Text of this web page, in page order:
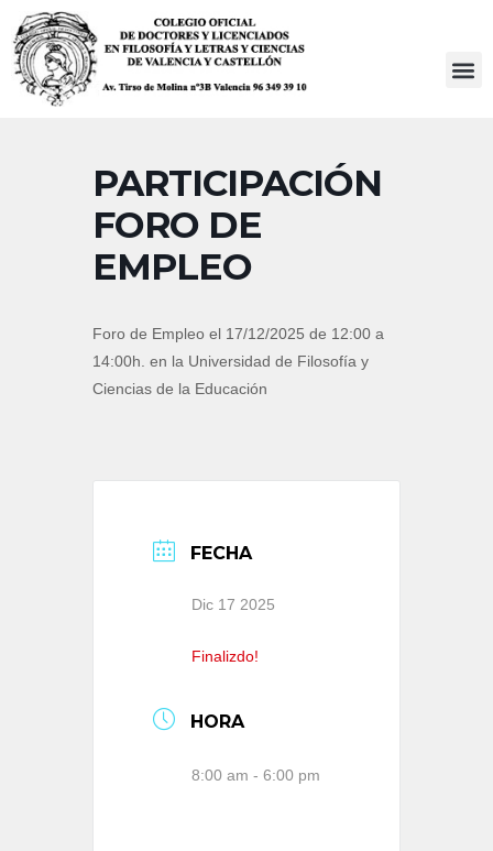
Saltar
al
PARTICIPACIÓN
FORO DE
EMPLEO
Foro de Empleo el 17/12/2025 de 12:00 a
14:00h. en la Universidad de Filosofía y
Ciencias de la Educación
FECHA
Dic 17 2025
Finalizdo!
HORA
8:00 am - 6:00 pm